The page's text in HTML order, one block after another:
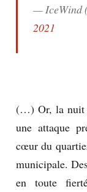
— IceWind
2021
(…) Or, la nuit
une attaque
cœur du
municipale.
en toute